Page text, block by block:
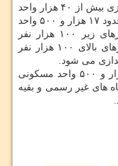
آذربایجان شرقی از اجرای این طرح راه اندازی بیش از ۴۰ هزار واحد
مسکونی است، اظهار داشت: از این تعداد حدود ۱۷ هزار و ۵۰۰ واحد
در شهر جدید سهند، ۵ هزار واحد در شهرهای زیر ۱۰۰ هزار نفر
جمعیت و ۱۸ هزار و ۲۰۰ واحد نیز در شهرهای بالای ۱۰۰ هزار نفر
می شود.
سلطانی، اضافه کرد: در تبریز بیش از ۷ هزار و ۵۰۰ واحد مسکونی
های غیر رسمی و بقیه